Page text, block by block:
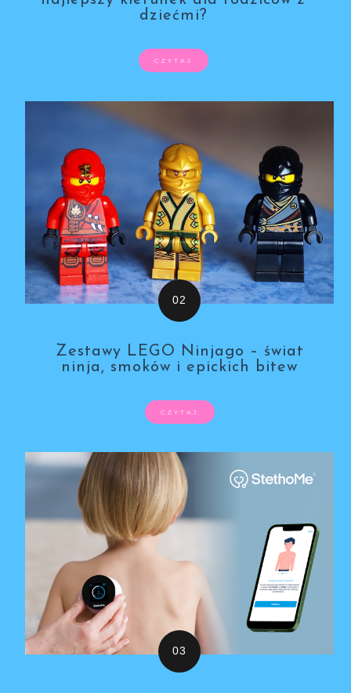
dziećmi?
CZYTAJ
Zestawy LEGO Ninjago – świat
ninja, smoków i epickich bitew
CZYTAJ